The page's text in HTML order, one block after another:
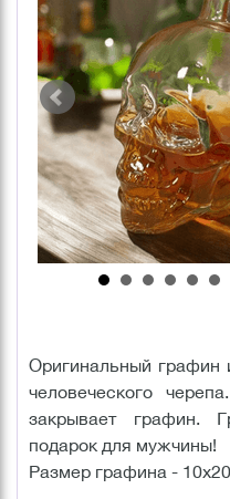
Оригинальный графин
человеческого
закрывает графин.
подарок для мужчины!
Размер графина -